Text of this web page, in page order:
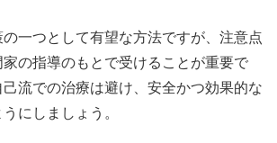
一つとして有望な方法ですが、注意点
の指導のもとで受けることが重要で
流での治療は避け、安全かつ効果的な
にしましょう。